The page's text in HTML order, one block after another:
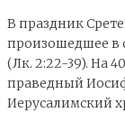
В праздник
произошедшее в
(Лк. 2:22-39). На
праведный
Иерусалимский